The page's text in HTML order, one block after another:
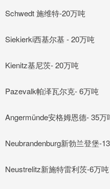
Schwedt 施维特-20万吨
Siekierki西基尔基 - 20万吨
Kienitz基尼茨- 20万吨
Pazevalk帕泽瓦尔克- 6万吨
Angermünde安格姆恩德- 35万
Neubrandenburg新勃兰登堡-
Neustrelitz新施特雷利茨-6万吨